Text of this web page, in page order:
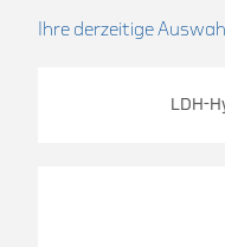
Ihre derzeitige
LDH-